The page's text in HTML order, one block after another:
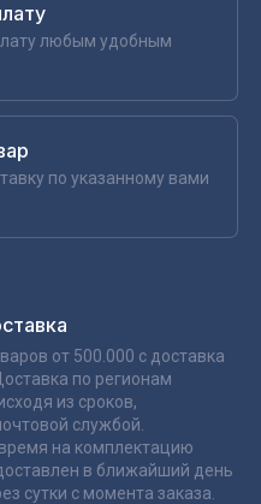
любым удобным
по указанному вами
от 500.000 с доставка
по регионам
из сроков,
службой.
на комплектацию
в ближайший день
сутки с момента заказа.